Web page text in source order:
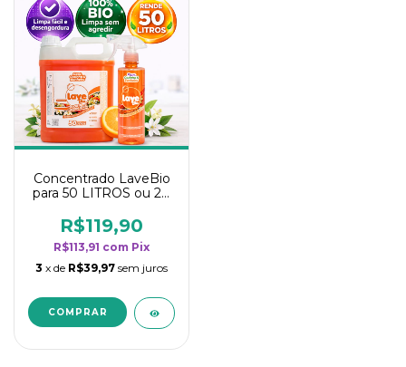
Concentrado LaveBio
para 50 LITROS ou 20
rendimento da
categoria - Flor de
Laranjeira
R$119,90
R$113,91 com Pix
3 x de R$39,97 sem juros